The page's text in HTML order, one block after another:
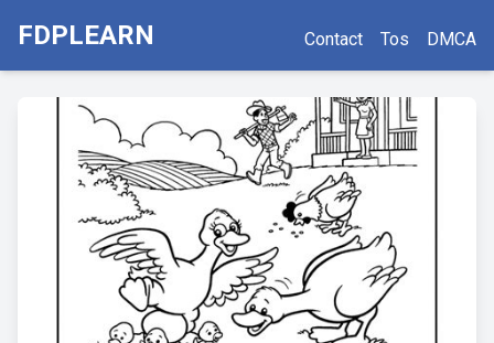
FDPLEARN Contact Tos DMCA